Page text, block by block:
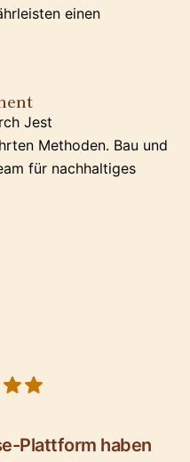
einen
Jest
Methoden. Bau und
für nachhaltiges
Plattform haben